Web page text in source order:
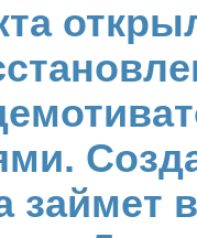
займет